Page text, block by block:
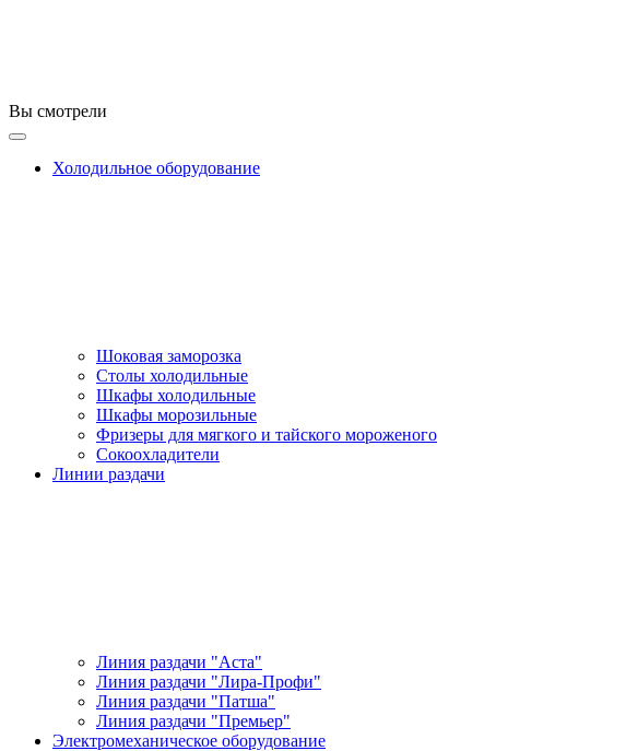
Вы смотрели
Холодильное оборудование
Шоковая заморозка
Столы холодильные
Шкафы холодильные
Шкафы морозильные
Фризеры для мягкого и тайского мороженого
Сокоохладители
Линии раздачи
Линия раздачи "Аста"
Линия раздачи "Лира-Профи"
Линия раздачи "Патша"
Линия раздачи "Премьер"
Электромеханическое оборудование